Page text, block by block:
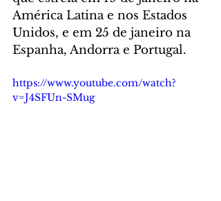
América Latina e nos Estados
Unidos, e em 25 de janeiro na
Espanha, Andorra e Portugal.
https://www.youtube.com/watch?
v=J4SFUn-SMug